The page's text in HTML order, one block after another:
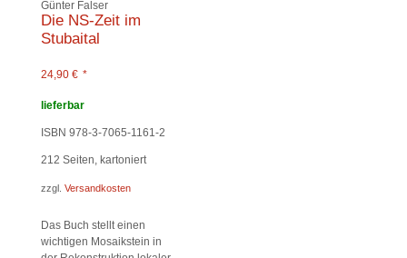
Günter Falser
Die NS-Zeit im
Stubaital
24,90 € *
lieferbar
ISBN 978-3-7065-1161-2
212 Seiten, kartoniert
zzgl. Versandkosten
Das Buch stellt einen
wichtigen Mosaikstein in